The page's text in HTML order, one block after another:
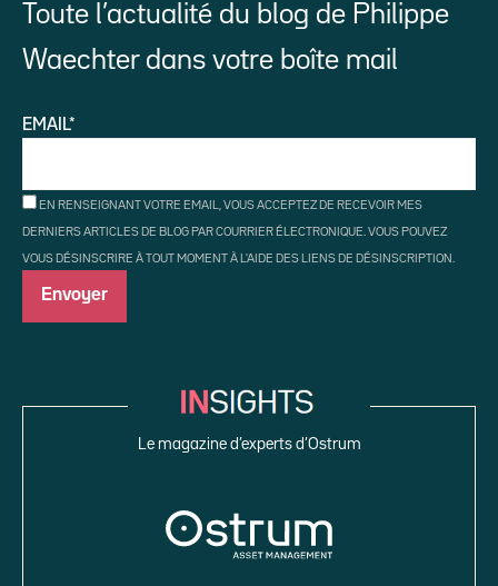
Toute l’actualité du blog de Philippe
Waechter dans votre boîte mail
EMAIL*
EN RENSEIGNANT VOTRE EMAIL, VOUS ACCEPTEZ DE RECEVOIR MES
DERNIERS ARTICLES DE BLOG PAR COURRIER ÉLECTRONIQUE. VOUS POUVEZ
VOUS DÉSINSCRIRE À TOUT MOMENT À L'AIDE DES LIENS DE DÉSINSCRIPTION.
Le magazine d’experts d’Ostrum